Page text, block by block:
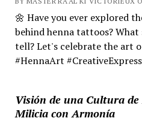
🌼 Have you ever explored
behind henna tattoos?
tell? Let's celebrate the art
#HennaArt
Visión de una Cultura
Milicia con Armonía